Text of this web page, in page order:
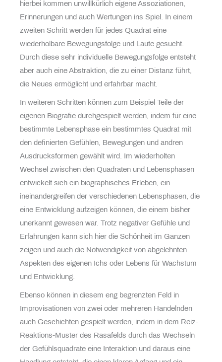
hierbei kommen unwillkürlich eigene Assoziationen,
Erinnerungen und auch Wertungen ins Spiel. In einem
zweiten Schritt werden für jedes Quadrat eine
wiederholbare Bewegungsfolge und Laute gesucht.
Durch diese sehr individuelle Bewegungsfolge entsteht
aber auch eine Abstraktion, die zu einer Distanz führt,
die Neues ermöglicht und erfahrbar macht.
In weiteren Schritten können zum Beispiel Teile der
eigenen Biografie durchgespielt werden, indem für eine
bestimmte Lebensphase ein bestimmtes Quadrat mit
den definierten Gefühlen, Bewegungen und andren
Ausdrucksformen gewählt wird. Im wiederholten
Wechsel zwischen den Quadraten und Lebensphasen
entwickelt sich ein biographisches Erleben, ein
ineinandergreifen der verschiedenen Lebensphasen, die
eine Entwicklung aufzeigen können, die einem bisher
unerkannt gewesen war. Trotz negativer Gefühle und
Erfahrungen kann sich hier die Schönheit im Ganzen
zeigen und auch die Notwendigkeit von abgelehnten
Aspekten des eigenen Ichs oder Lebens für Wachstum
und Entwicklung.
Ebenso können in diesem eng begrenzten Feld in
Improvisationen von zwei oder mehreren Handelnden
auch Geschichten gespielt werden, indem in dem Reiz-
Reaktions-Muster des Rasafelds durch das Wechseln
der Gefühlsquadrate eine Interaktion und daraus eine